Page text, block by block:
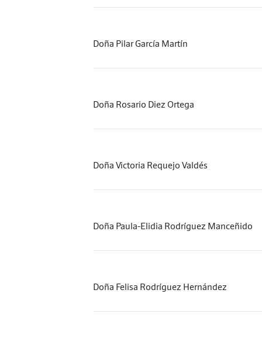
Doña Pilar García Martín
Doña Rosario Diez Ortega
Doña Victoria Requejo Valdés
Doña Paula-Elidia Rodríguez Manceñido
Doña Felisa Rodríguez Hernández